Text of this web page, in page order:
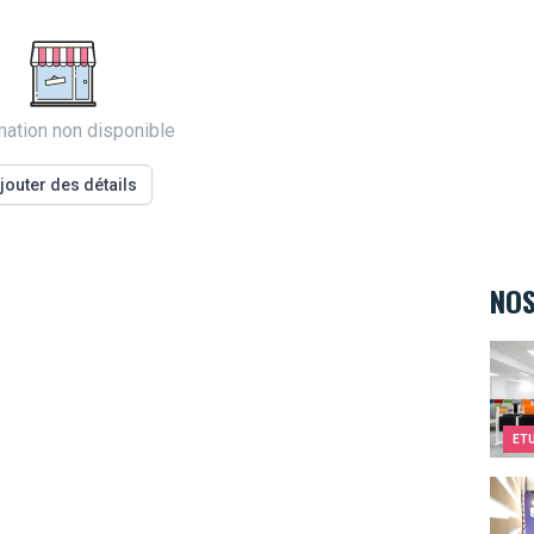
non disponible
des détails
EPFC